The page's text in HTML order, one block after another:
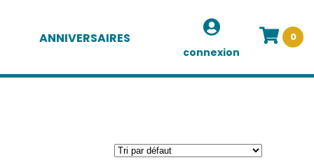
ANNIVERSAIRES
connexion
0